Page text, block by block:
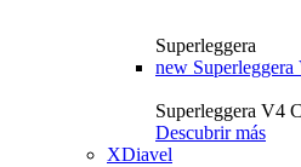
Superleggera
new
Superleggera V4
Descubrir más
XDiavel